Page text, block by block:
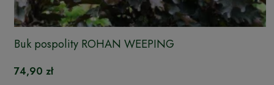
Buk pospolity ROHAN WEEPING
74,90 zł